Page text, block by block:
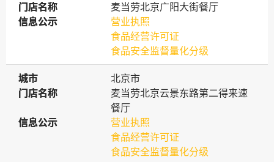
门店名称
门店名称
麦当劳北京广阳大街餐厅
信息公示
信息公示
营业执照
食品经营许可证
食品安全监督量化分级
城市
城市
北京市
门店名称
门店名称
麦当劳北京云景东路第二得来速
餐厅
信息公示
信息公示
营业执照
食品经营许可证
食品安全监督量化分级